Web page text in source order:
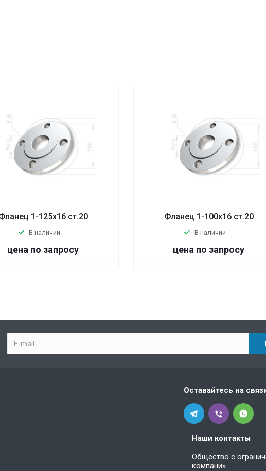
1-125х16 ст.20
В наличии
цена по запросу
Фланец 1-100х16 ст.20
В наличии
цена по запросу
Оставайтесь на
Наши контакты
Общество с
компани»